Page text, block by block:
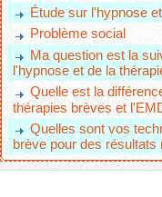
Étude sur l'hypnose
Problème social
Ma question est la
l'hypnose et de la
Quelle est la
thérapies brèves et
Quelles sont vos
brève pour des